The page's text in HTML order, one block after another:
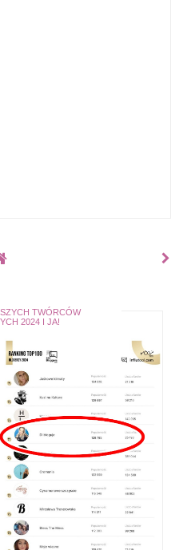
TWÓRCÓW
2024 I JA!